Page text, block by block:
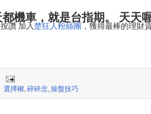
都機車，就是台指期。 天天
讚 加入楚狂人粉絲團 ，獲得最棒的理財
選擇權,碎碎念,操盤技巧